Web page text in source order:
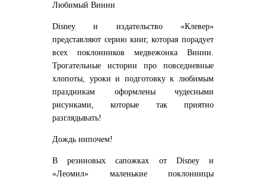
Любимый Винни
Disney и издательство «Клевер»
представляют серию книг, которая порадует
всех поклонников медвежонка Винни.
Трогательные истории про повседневные
хлопоты, уроки и подготовку к любимым
праздникам оформлены чудесными
рисунками, которые так приятно
разглядывать!
Дождь нипочем!
В резиновых сапожках от Disney и
«Леомил» маленькие поклонницы